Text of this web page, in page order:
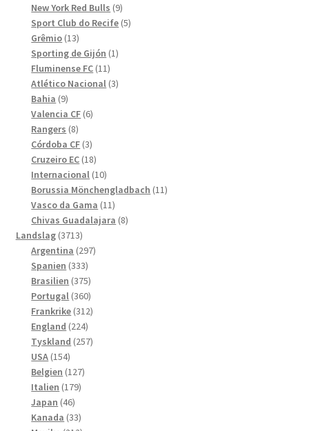
produkter
New York Red Bulls 99
produkter
Sport Club do Recife 55
Grêmio 1313
produkter
Sporting de Gijón 11
Fluminense FC 1111
produkter
Atlético Nacional 33
Bahia 99
produkter
Valencia CF 66
Rangers 88
produkter
Córdoba CF 33
produkter
Cruzeiro EC 1818
produkter
Internacional 1010
produkter
Borussia Mönchengladbach 1111
Vasco da Gama 1111
produkter
Chivas Guadalajara 88
Landslag 37133713
produkter
Argentina 297297
Spanien 333333
produkter
Brasilien 375375
produkter
Portugal 360360
produkter
Frankrike 312312
England 224224
produkter
Tyskland 257257
USA 154154
produkter
Belgien 127127
Italien 179179
Japan 4646
produkter
Kanada 3333